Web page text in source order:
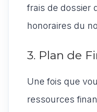
frais de dossier
honoraires du
3. Plan de
Une fois que
ressources